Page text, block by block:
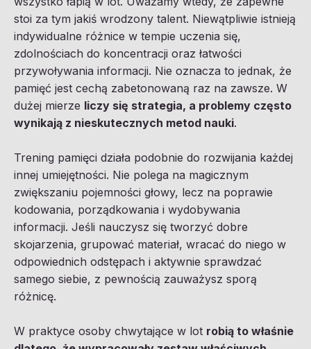
stoi za tym jakiś wrodzony talent. Niewątpliwie istnieją
indywidualne różnice w tempie uczenia się,
zdolnościach do koncentracji oraz łatwości
przywoływania informacji. Nie oznacza to jednak, że
pamięć jest cechą zabetonowaną raz na zawsze. W
dużej mierze liczy się strategia, a problemy często
wynikają z nieskutecznych metod nauki.
Trening pamięci działa podobnie do rozwijania każdej
innej umiejętności. Nie polega na magicznym
zwiększaniu pojemności głowy, lecz na poprawie
kodowania, porządkowania i wydobywania
informacji. Jeśli nauczysz się tworzyć dobre
skojarzenia, grupować materiał, wracać do niego w
odpowiednich odstępach i aktywnie sprawdzać
samego siebie, z pewnością zauważysz sporą
różnicę.
W praktyce osoby chwytające w lot robią to właśnie